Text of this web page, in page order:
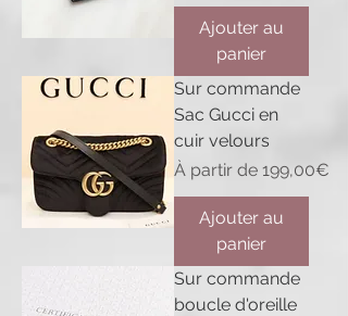
Ajouter au
panier
Sur commande
Sac Gucci en
cuir velours
À partir de 199,00€
Prix promotionnel
Ajouter au
panier
Sur commande
boucle d'oreille